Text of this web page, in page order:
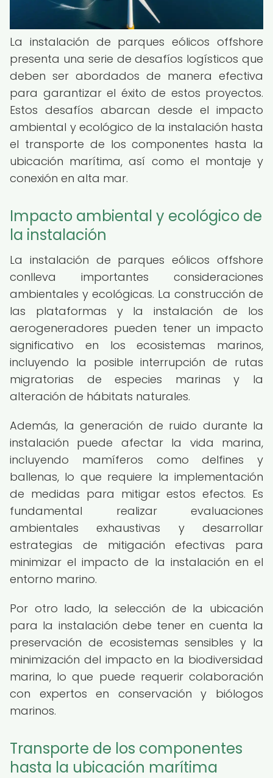
La instalación de parques eólicos offshore
presenta una serie de desafíos logísticos que
deben ser abordados de manera efectiva
para garantizar el éxito de estos proyectos.
Estos desafíos abarcan desde el impacto
ambiental y ecológico de la instalación hasta
el transporte de los componentes hasta la
ubicación marítima, así como el montaje y
conexión en alta mar.
Impacto ambiental y ecológico de
la instalación
La instalación de parques eólicos offshore
conlleva importantes consideraciones
ambientales y ecológicas. La construcción de
las plataformas y la instalación de los
aerogeneradores pueden tener un impacto
significativo en los ecosistemas marinos,
incluyendo la posible interrupción de rutas
migratorias de especies marinas y la
alteración de hábitats naturales.
Además, la generación de ruido durante la
instalación puede afectar la vida marina,
incluyendo mamíferos como delfines y
ballenas, lo que requiere la implementación
de medidas para mitigar estos efectos. Es
fundamental realizar evaluaciones
ambientales exhaustivas y desarrollar
estrategias de mitigación efectivas para
minimizar el impacto de la instalación en el
entorno marino.
Por otro lado, la selección de la ubicación
para la instalación debe tener en cuenta la
preservación de ecosistemas sensibles y la
minimización del impacto en la biodiversidad
marina, lo que puede requerir colaboración
con expertos en conservación y biólogos
marinos.
Transporte de los componentes
hasta la ubicación marítima